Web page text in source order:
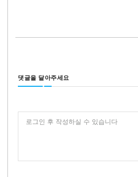
댓글을 달아주세요
로그인 후 작성하실 수 있습니다